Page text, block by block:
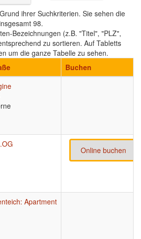
ihrer Suchkriterien. Sie sehen die
98.
Bezeichnungen (z.B. "Titel", "PLZ",
zu sortieren. Auf Tabletts
um die ganze Tabelle zu sehen.
Buchen
Online buchen
Apartment